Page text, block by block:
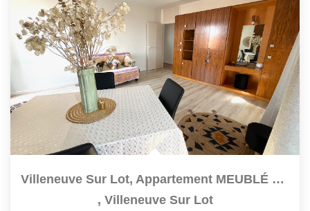
Villeneuve Sur Lot, Appartement MEUBLÉ T3 De 83,60 M2 Situé...
, Villeneuve Sur Lot